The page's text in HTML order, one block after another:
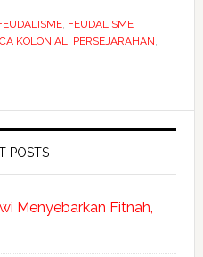
, FEUDALISME
KOLONIAL, PERSEJARAHAN,
POSTS
Menyebarkan Fitnah,